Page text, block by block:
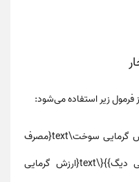
فرمول زیر استفاده می‌شود:
مصرف سوخت=ظرفیت گرمایی دیگارزش گرمایی سوخت\text{مصرف
سوخت} = \frac{\text{ظرفیت گرمایی دیگ}}{\text{ارزش گرمایی